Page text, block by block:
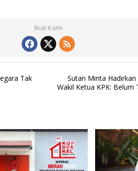
Ikuti Kami
Tak
Sutan Minta
Wakil Ketua KPK: Belum